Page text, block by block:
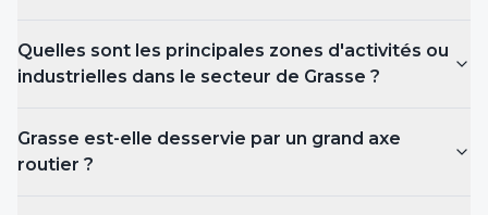
Quelles sont les principales zones d'activités ou
industrielles dans le secteur de Grasse ?
Grasse est-elle desservie par un grand axe
routier ?